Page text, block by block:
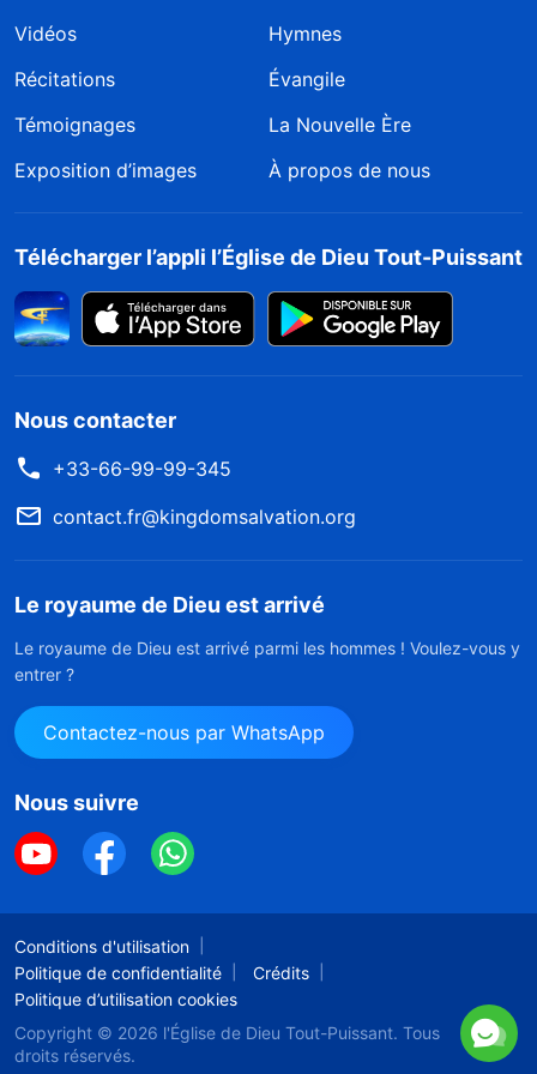
Vidéos
Hymnes
Récitations
Évangile
Témoignages
La Nouvelle Ère
Exposition d’images
À propos de nous
Télécharger l’appli l’Église de Dieu Tout-Puissant
Nous contacter
+33-66-99-99-345
contact.fr@kingdomsalvation.org
Le royaume de Dieu est arrivé
Le royaume de Dieu est arrivé parmi les hommes ! Voulez-vous y
entrer ?
Contactez-nous par WhatsApp
Nous suivre
Conditions d'utilisation
Politique de confidentialité
Crédits
Politique d’utilisation cookies
Copyright © 2026 l'Église de Dieu Tout-Puissant. Tous
droits réservés.